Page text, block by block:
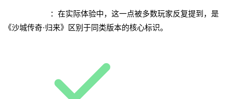
：在实际体验中，这一点被多数玩家反复提到，是
《沙城传奇·归来》区别于同类版本的核心标识。